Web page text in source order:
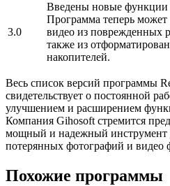
3.0
Введены новые функции
Программа теперь может
видео из поврежденных
также из
накопителей.
Весь список версий программы
свидетельствует о постоянной
улучшением и расширением
Компания Gihosoft стремится
мощный и надежный инструмент
потерянных фотографий и видео
Похожие программы